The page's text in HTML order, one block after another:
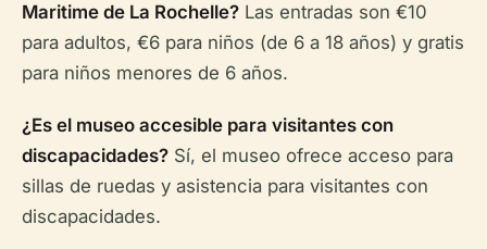
Maritime de La Rochelle? Las entradas son €10
para adultos, €6 para niños (de 6 a 18 años) y gratis
para niños menores de 6 años.
¿Es el museo accesible para visitantes con
discapacidades? Sí, el museo ofrece acceso para
sillas de ruedas y asistencia para visitantes con
discapacidades.